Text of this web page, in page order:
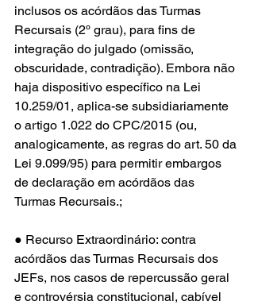
inclusos os acórdãos das Turmas
Recursais (2º grau), para fins de
integração do julgado (omissão,
obscuridade, contradição). Embora não
haja dispositivo específico na Lei
10.259/01, aplica-se subsidiariamente
o artigo 1.022 do CPC/2015 (ou,
analogicamente, as regras do art. 50 da
Lei 9.099/95) para permitir embargos
de declaração em acórdãos das
Turmas Recursais.;
● Recurso Extraordinário: contra
acórdãos das Turmas Recursais dos
JEFs, nos casos de repercussão geral
e controvérsia constitucional, cabível